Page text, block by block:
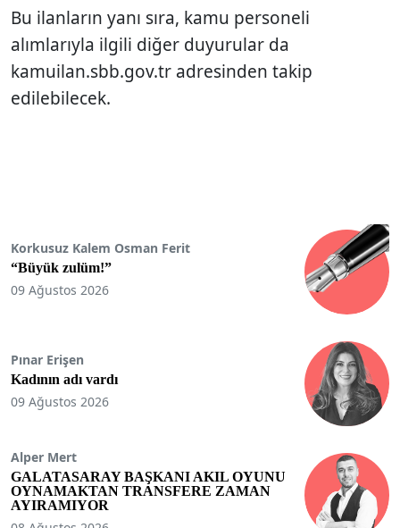
Bu ilanların yanı sıra, kamu personeli
alımlarıyla ilgili diğer duyurular da
kamuilan.sbb.gov.tr adresinden takip
edilebilecek.
Korkusuz Kalem Osman Ferit
“Büyük zulüm!”
09 Ağustos 2026
Pınar Erişen
Kadının adı vardı
09 Ağustos 2026
Alper Mert
GALATASARAY BAŞKANI AKIL OYUNU
OYNAMAKTAN TRANSFERE ZAMAN
AYIRAMIYOR